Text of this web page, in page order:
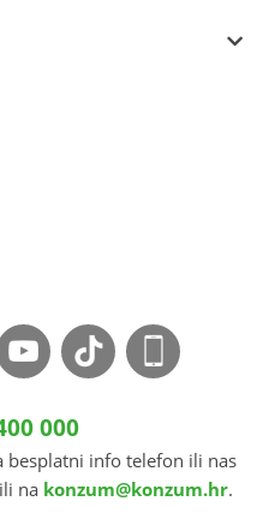
000
besplatni info telefon ili nas
ili na konzum@konzum.hr.